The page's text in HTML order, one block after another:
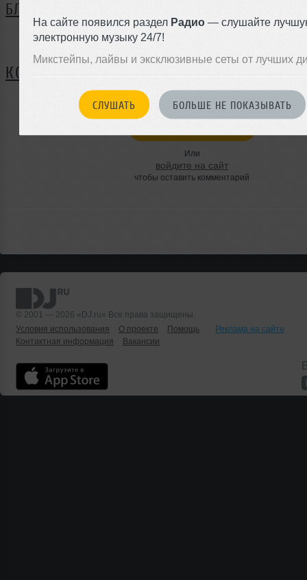
На сайте появился раздел Радио — слушайте
электронную музыку 24/7!
Микстейпы, лайвы и эксклюзивные сеты от лучших
СЛУШАТЬ БОЛЬШЕ НЕ ПОКАЗЫВАТЬ
БЛОГ
Нет записей в блоге
КОММЕНТАРИИ
Или
войдите на сайт
чтобы оставить комментарий
© 2001 — 2026 «DJ.ru» Все права защищены.
Условия использования
О проекте Помощь
Реклама на сайте
Контактная информация
Вакансии